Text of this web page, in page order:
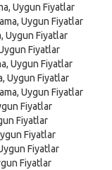
Uygun Fiyatlar
Uygun Fiyatlar
Uygun Fiyatlar
Fiyatlar
Uygun Fiyatlar
Uygun Fiyatlar
Uygun Fiyatlar
Fiyatlar
Fiyatlar
Fiyatlar
Fiyatlar
Fiyatlar